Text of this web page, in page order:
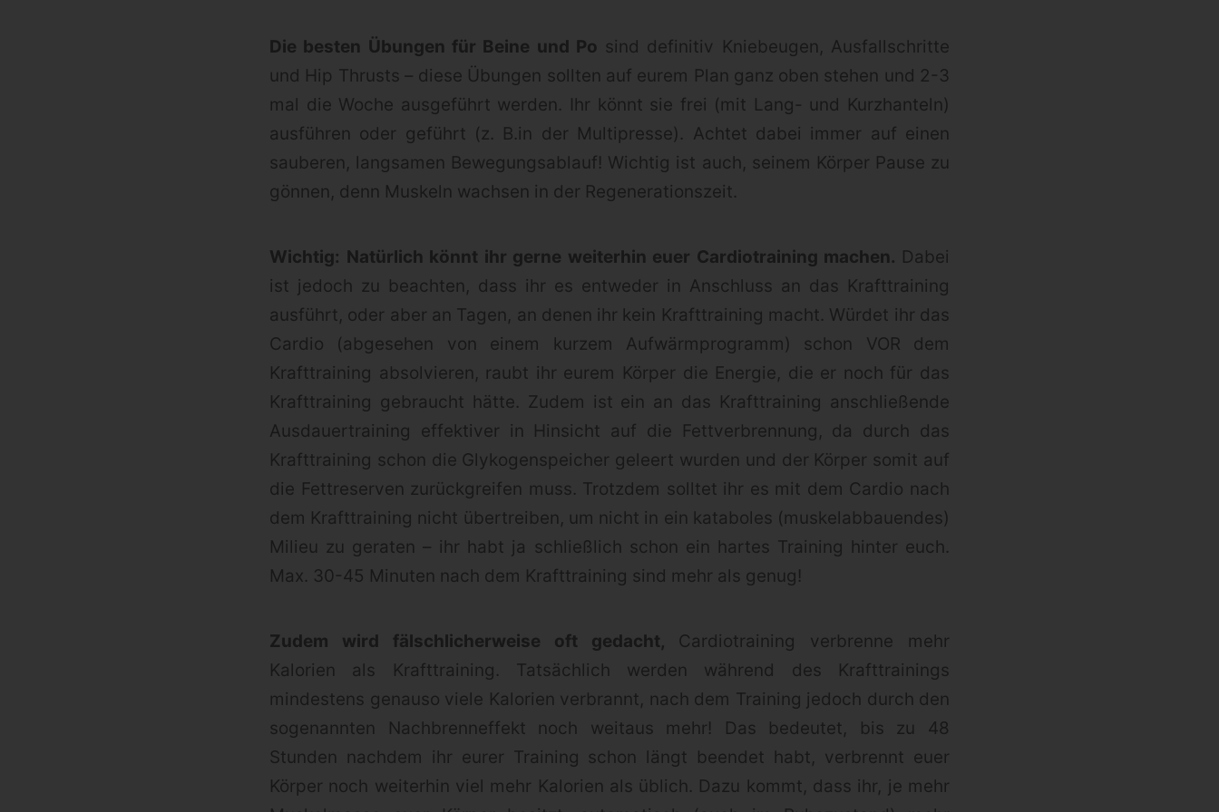
Die besten Übungen für Beine und Po sind definitiv Kniebeugen, Ausfallschritte
und Hip Thrusts – diese Übungen sollten auf eurem Plan ganz oben stehen und 2-3
mal die Woche ausgeführt werden. Ihr könnt sie frei (mit Lang- und Kurzhanteln)
ausführen oder geführt (z. B.in der Multipresse). Achtet dabei immer auf einen
sauberen, langsamen Bewegungsablauf! Wichtig ist auch, seinem Körper Pause zu
gönnen, denn Muskeln wachsen in der Regenerationszeit.
Wichtig: Natürlich könnt ihr gerne weiterhin euer Cardiotraining machen. Dabei
ist jedoch zu beachten, dass ihr es entweder in Anschluss an das Krafttraining
ausführt, oder aber an Tagen, an denen ihr kein Krafttraining macht. Würdet ihr das
Cardio (abgesehen von einem kurzem Aufwärmprogramm) schon VOR dem
Krafttraining absolvieren, raubt ihr eurem Körper die Energie, die er noch für das
Krafttraining gebraucht hätte. Zudem ist ein an das Krafttraining anschließende
Ausdauertraining effektiver in Hinsicht auf die Fettverbrennung, da durch das
Krafttraining schon die Glykogenspeicher geleert wurden und der Körper somit auf
die Fettreserven zurückgreifen muss. Trotzdem solltet ihr es mit dem Cardio nach
dem Krafttraining nicht übertreiben, um nicht in ein kataboles (muskelabbauendes)
Milieu zu geraten – ihr habt ja schließlich schon ein hartes Training hinter euch.
Max. 30-45 Minuten nach dem Krafttraining sind mehr als genug!
Zudem wird fälschlicherweise oft gedacht,
Cardiotraining verbrenne mehr
Kalorien als Krafttraining. Tatsächlich werden während des Krafttrainings
mindestens genauso viele Kalorien verbrannt, nach dem Training jedoch durch den
sogenannten Nachbrenneffekt noch weitaus mehr! Das bedeutet, bis zu 48
Stunden nachdem ihr eurer Training schon längt beendet habt, verbrennt euer
Körper noch weiterhin viel mehr Kalorien als üblich. Dazu kommt, dass ihr, je mehr